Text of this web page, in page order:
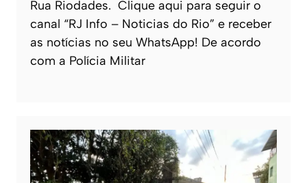
Rua Riodades. Clique aqui para seguir o
canal “RJ Info – Noticias do Rio” e receber
as notícias no seu WhatsApp! De acordo
com a Polícia Militar